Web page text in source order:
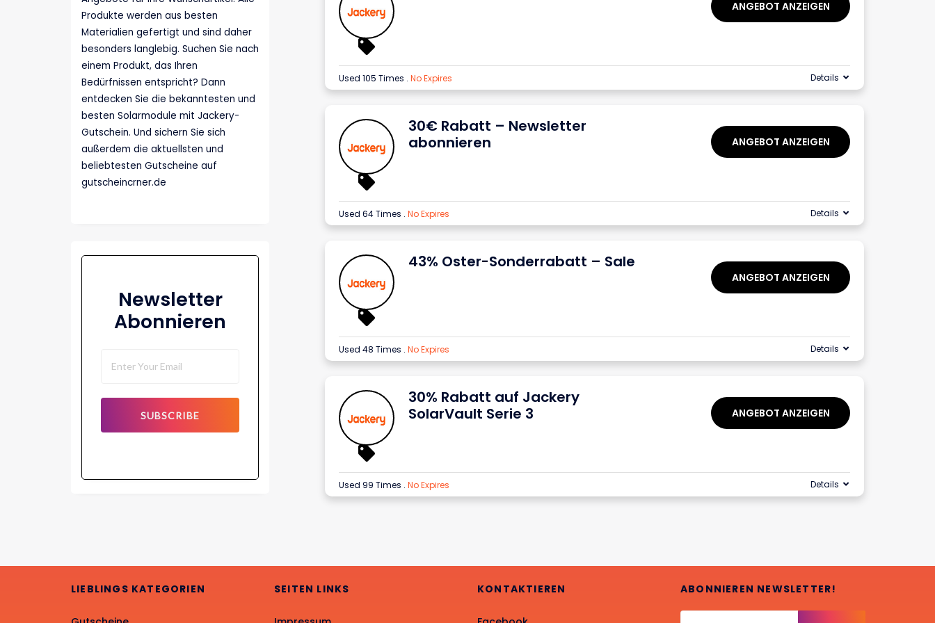
ANGEBOT ANZEIGEN
Used 105 Times . No Expires Details
30€ Rabatt – Newsletter
abonnieren
ANGEBOT ANZEIGEN
Used 64 Times . No Expires Details
43% Oster-Sonderrabatt – Sale
ANGEBOT ANZEIGEN
Used 48 Times . No Expires Details
30% Rabatt auf Jackery
SolarVault Serie 3
ANGEBOT ANZEIGEN
Used 99 Times . No Expires Details
Produkte werden aus besten
Materialien gefertigt und sind daher
besonders langlebig. Suchen Sie nach
einem Produkt, das Ihren
Bedürfnissen entspricht? Dann
entdecken Sie die bekanntesten und
besten Solarmodule mit Jackery-
Gutschein. Und sichern Sie sich
außerdem die aktuellsten und
beliebtesten Gutscheine auf
gutscheincrner.de
Newsletter
Abonnieren
SUBSCRIBE
LIEBLINGS KATEGORIEN SEITEN LINKS KONTAKTIEREN ABONNIEREN NEWSLETTER!